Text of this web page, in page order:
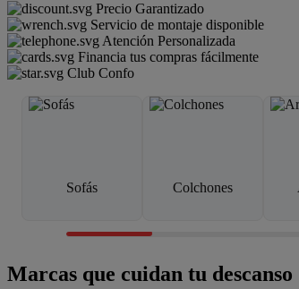
Precio Garantizado
Servicio de montaje disponible
Atención Personalizada
Financia tus compras fácilmente
Club Confo
Sofás Colchones
Marcas que cuidan tu descanso